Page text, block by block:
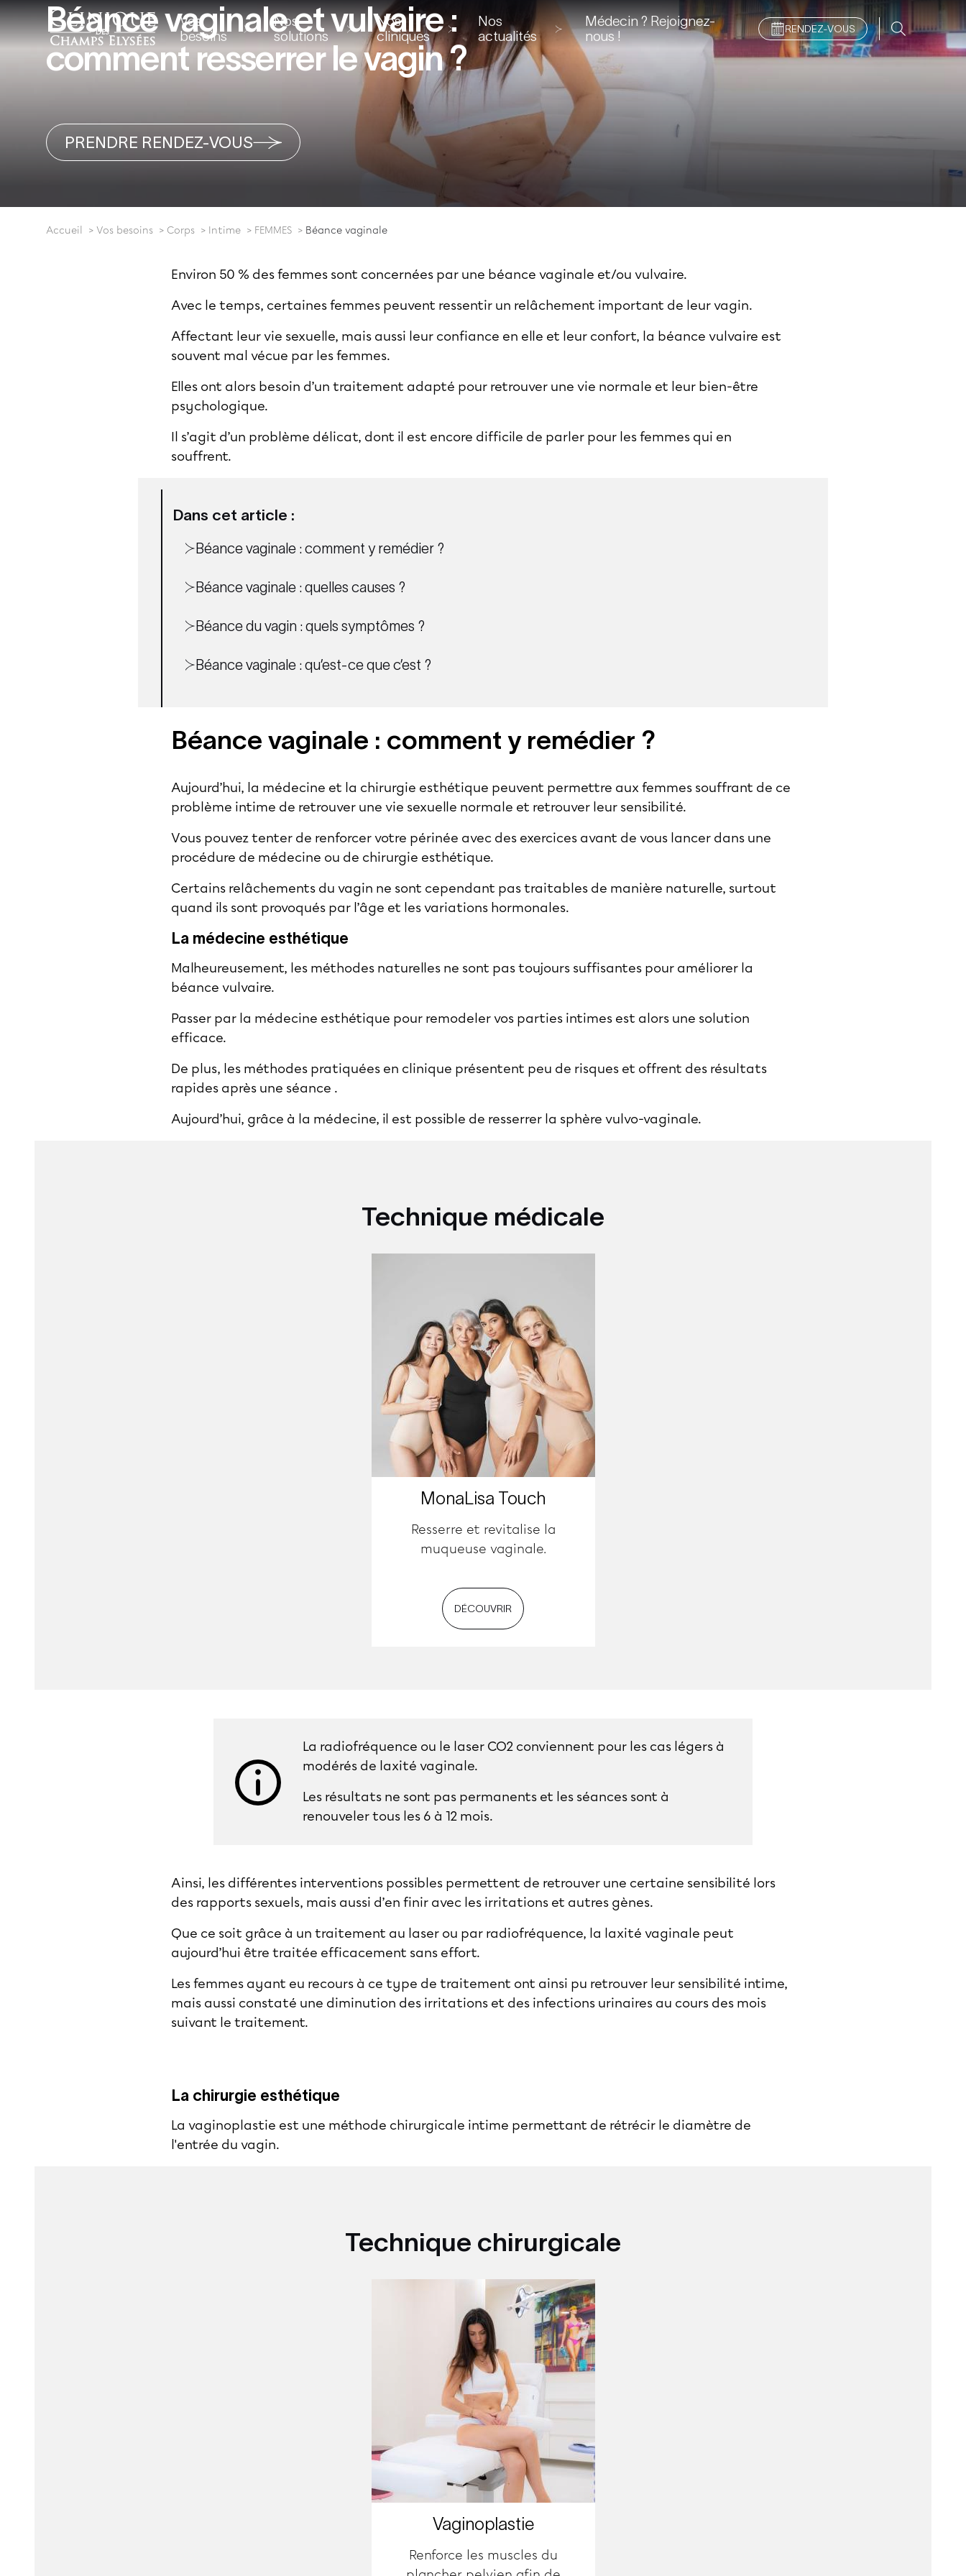
Vos
besoins
Nos
solutions
Nos
cliniques
Nos
actualités
Médecin ? Rejoignez-
nous !
RENDEZ-VOUS
Béance vaginale et vulvaire :
comment resserrer le vagin ?
PRENDRE RENDEZ-VOUS
Accueil Vos besoins Corps Intime FEMMES Béance vaginale
Dans cet article :
Béance vaginale : comment y remédier ?
Béance vaginale : quelles causes ?
Béance du vagin : quels symptômes ?
Béance vaginale : qu’est-ce que c’est ?
Environ 50 % des femmes sont concernées par une béance vaginale et/ou vulvaire.
Avec le temps, certaines femmes peuvent ressentir un relâchement important de leur vagin.
Affectant leur vie sexuelle, mais aussi leur confiance en elle et leur confort, la béance vulvaire est
souvent mal vécue par les femmes.
Elles ont alors besoin d’un traitement adapté pour retrouver une vie normale et leur bien-être
psychologique.
Il s’agit d’un problème délicat, dont il est encore difficile de parler pour les femmes qui en
souffrent.
Béance vaginale : comment y remédier ?
Aujourd’hui, la médecine et la chirurgie esthétique peuvent permettre aux femmes souffrant de ce
problème intime de retrouver une vie sexuelle normale et retrouver leur sensibilité.
Vous pouvez tenter de renforcer votre périnée avec des exercices avant de vous lancer dans une
procédure de médecine ou de chirurgie esthétique.
Certains relâchements du vagin ne sont cependant pas traitables de manière naturelle, surtout
quand ils sont provoqués par l’âge et les variations hormonales.
La médecine esthétique
Malheureusement, les méthodes naturelles ne sont pas toujours suffisantes pour améliorer la
béance vulvaire.
Passer par la médecine esthétique pour remodeler vos parties intimes est alors une solution
efficace.
De plus, les méthodes pratiquées en clinique présentent peu de risques et offrent des résultats
rapides après une séance .
Aujourd’hui, grâce à la médecine, il est possible de resserrer la sphère vulvo-vaginale.
Technique médicale
MonaLisa Touch
Resserre et revitalise la
muqueuse vaginale.
DÉCOUVRIR
La radiofréquence ou le laser CO2 conviennent pour les cas légers à
modérés de laxité vaginale.
Les résultats ne sont pas permanents et les séances sont à
renouveler tous les 6 à 12 mois.
Ainsi, les différentes interventions possibles permettent de retrouver une certaine sensibilité lors
des rapports sexuels, mais aussi d’en finir avec les irritations et autres gènes.
Que ce soit grâce à un traitement au laser ou par radiofréquence, la laxité vaginale peut
aujourd’hui être traitée efficacement sans effort.
Les femmes ayant eu recours à ce type de traitement ont ainsi pu retrouver leur sensibilité intime,
mais aussi constaté une diminution des irritations et des infections urinaires au cours des mois
suivant le traitement.
La chirurgie esthétique
La vaginoplastie est une méthode chirurgicale intime permettant de rétrécir le diamètre de
l'entrée du vagin.
Technique chirurgicale
Vaginoplastie
Renforce les muscles du